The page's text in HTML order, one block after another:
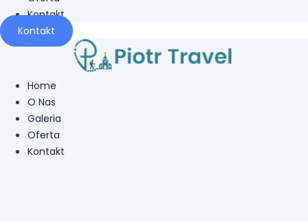
Kontakt
Kontakt
Home
O Nas
Galeria
Oferta
Kontakt